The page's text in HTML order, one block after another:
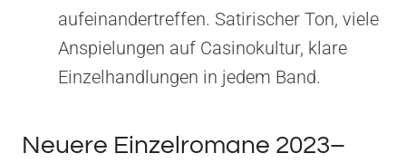
aufeinandertreffen. Satirischer Ton, viele
Anspielungen auf Casinokultur, klare
Einzelhandlungen in jedem Band.
Neuere Einzelromane 2023–